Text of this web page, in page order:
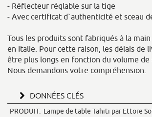
- Réflecteur réglable sur la tige
- Avec certificat d`authenticité et sceau
Tous les produits sont fabriqués à la
en Italie. Pour cette raison, les délais de
être plus longs en fonction du volume de
Nous demandons votre compréhension.
DONNÉES CLÉS
PRODUIT: Lampe de table Tahiti par Ettore